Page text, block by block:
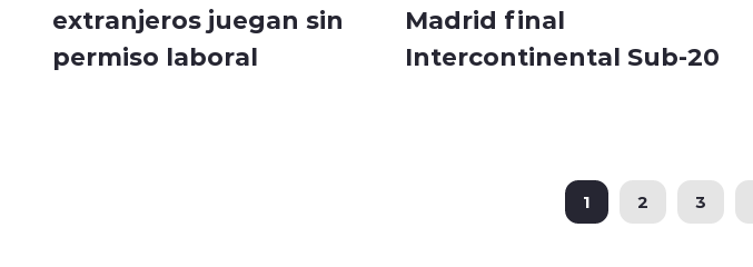
extranjeros juegan sin
permiso laboral
Madrid final
Intercontinental Sub-20
1 2 3